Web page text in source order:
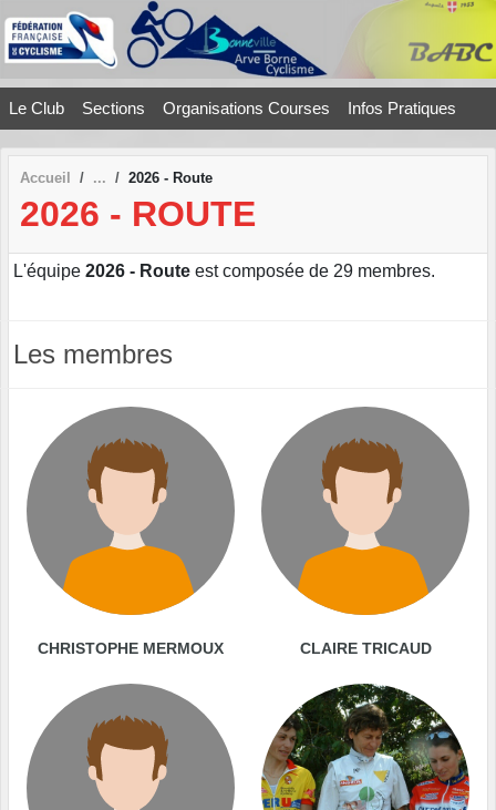
Le Club Sections Organisations Courses Infos Pratiques
Accueil 2026 - Route
2026 - ROUTE
L'équipe 2026 - Route est composée de 29 membres.
Les membres
CHRISTOPHE MERMOUX CLAIRE TRICAUD
Panneau de gestion des cookies